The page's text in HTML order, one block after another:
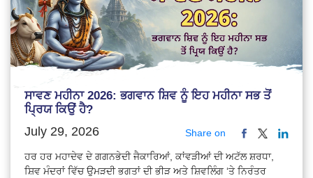
ਸਾਵਣ ਮਹੀਨਾ 2026: ਭਗਵਾਨ ਸ਼ਿਵ ਨੂੰ ਇਹ ਮਹੀਨਾ ਸਭ ਤੋਂ
ਪ੍ਰਿਯ ਕਿਉਂ ਹੈ?
July 29, 2026 Share on
ਹਰ ਹਰ ਮਹਾਦੇਵ ਦੇ ਗਗਨਭੇਦੀ ਜੈਕਾਰਿਆਂ, ਕਾਂਵੜੀਆਂ ਦੀ ਅਟੱਲ ਸ਼ਰਧਾ,
ਸ਼ਿਵ ਮੰਦਰਾਂ ਵਿੱਚ ਉਮੜਦੀ ਭਗਤਾਂ ਦੀ ਭੀੜ ਅਤੇ ਸ਼ਿਵਲਿੰਗ ‘ਤੇ ਨਿਰੰਤਰ